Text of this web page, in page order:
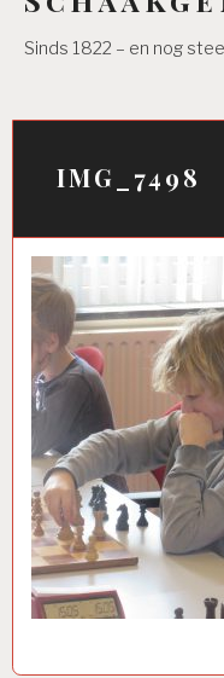
Sinds 1822 – en nog
IMG_7498